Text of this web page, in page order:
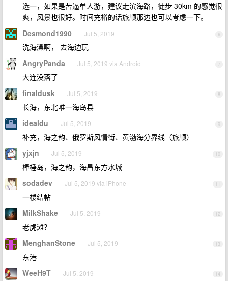
选一，如果是苦逼单人游，建议走滨海路，徒步 30km 的感觉很
爽，风景也很好。时间充裕的话旅顺那边也可以考虑一下。
6
Desmond1990 Jul 5, 2019
洗海澡啊， 去海边玩
7
AngryPanda Jul 5, 2019 via Android
大连没落了
8
finaldusk Jul 5, 2019
长海，东北唯一海岛县
9
idealdu Jul 5, 2019
补充，海之韵、俄罗斯风情街、黄渤海分界线（旅顺）
10
yjxjn Jul 5, 2019
棒棰岛，海之韵，海昌东方水城
11
sodadev Jul 5, 2019 via iPhone
一楼结帖
12
MilkShake Jul 5, 2019
老虎滩？
13
MenghanStone Jul 5, 2019
东港
14
WeeH9T Jul 5, 2019